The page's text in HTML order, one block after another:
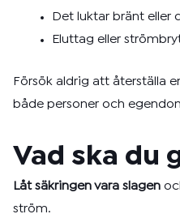
Det luktar bränt eller
Eluttag eller
Försök aldrig att återställa
både personer och
Vad ska du
Låt säkringen vara slagen
ström.